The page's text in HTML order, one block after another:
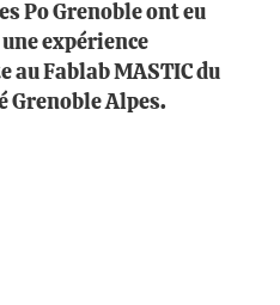
Po Grenoble ont eu
expérience
au Fablab MASTIC du
Grenoble Alpes.